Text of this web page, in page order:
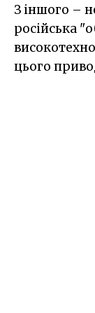
З іншого –
російська
цього